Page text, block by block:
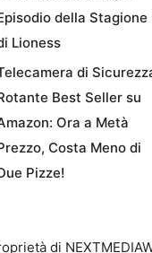
della Stagione
Lioness
di
Best Seller su
Ora a Metà
Costa Meno di
Pizze!
di